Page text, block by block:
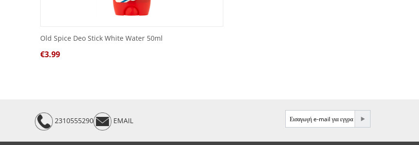
Old Spice Deo Stick White Water 50ml
€3.99
2310555290 EMAIL